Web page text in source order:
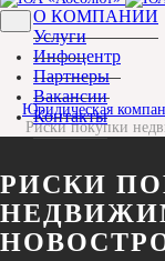
О КОМПАНИИ
Услуги
Инфоцентр
Партнеры
Вакансии
Контакты
Юридическая
Риски покупки
РИСКИ
КЕЙСЫ
ЮРИДИЧЕСКИЕ
ПРАКТИКА ВС
СТАТЬИ